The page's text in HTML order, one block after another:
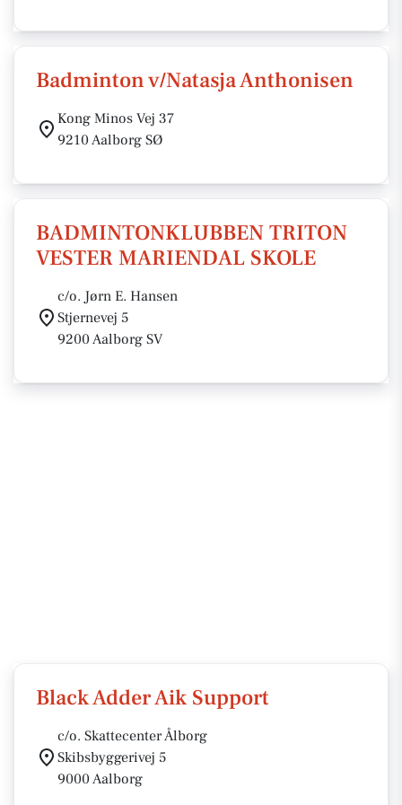
Badminton v/Natasja Anthonisen
Kong Minos Vej 37
9210 Aalborg SØ
BADMINTONKLUBBEN TRITON
VESTER MARIENDAL SKOLE
c/o. Jørn E. Hansen
Stjernevej 5
9200 Aalborg SV
Black Adder Aik Support
c/o. Skattecenter Ålborg
Skibsbyggerivej 5
9000 Aalborg